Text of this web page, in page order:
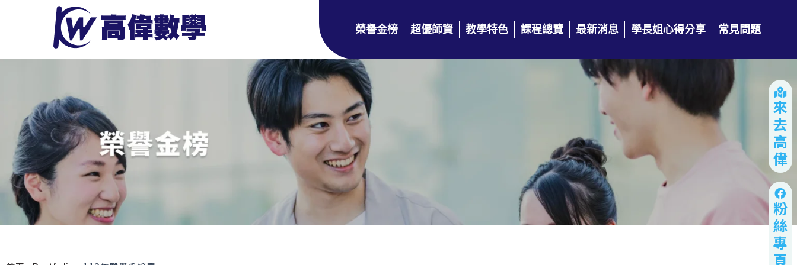
來去高偉
粉絲專頁
榮譽金榜 超優師資 教學特色 課程總覽 最新消息 學長姐心得分享 常見問題